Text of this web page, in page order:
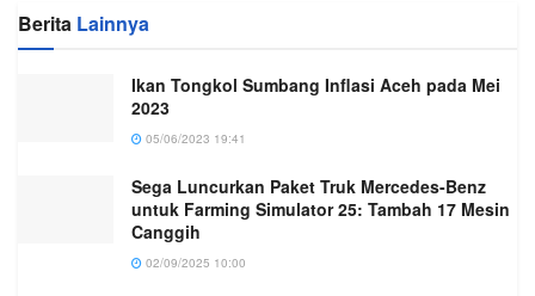
Berita Lainnya
Ikan Tongkol Sumbang Inflasi Aceh pada Mei
2023
05/06/2023 19:41
Sega Luncurkan Paket Truk Mercedes-Benz
untuk Farming Simulator 25: Tambah 17 Mesin
Canggih
02/09/2025 10:00